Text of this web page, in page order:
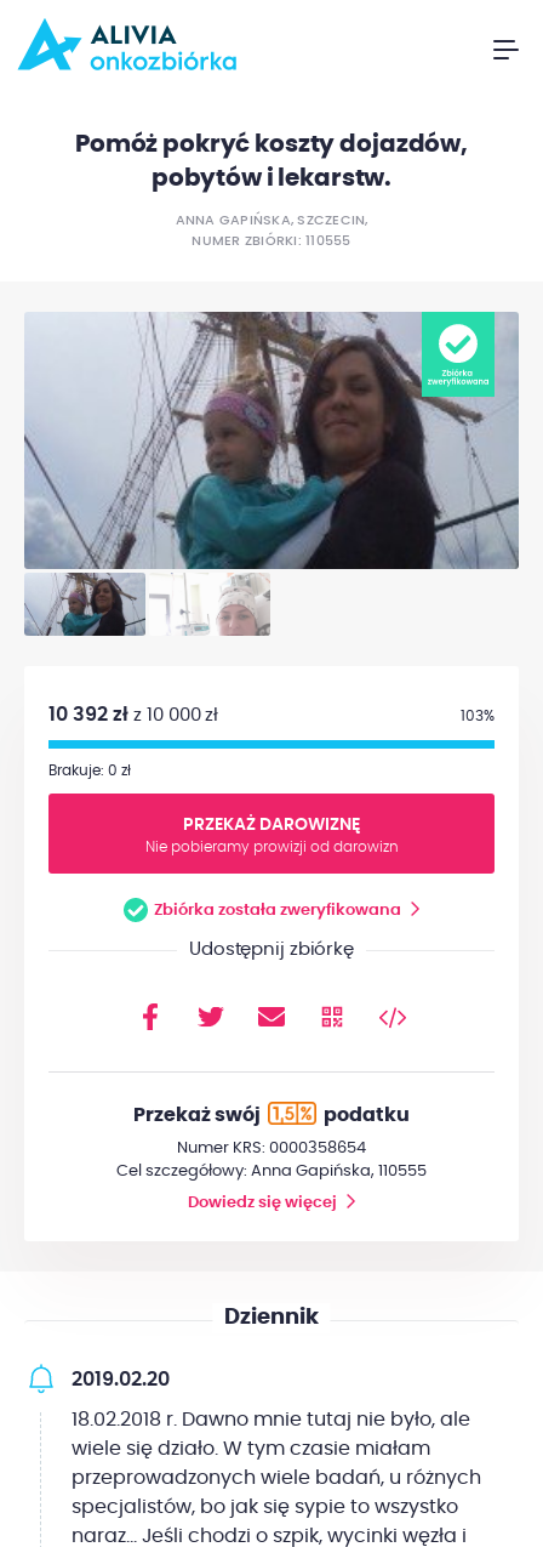
Pomóż pokryć koszty dojazdów,
pobytów i lekarstw.
ANNA GAPIŃSKA, SZCZECIN,
NUMER ZBIÓRKI: 110555
10 392 zł z 10 000 zł 103%
Brakuje: 0 zł
PRZEKAŻ DAROWIZNĘ
Nie pobieramy prowizji od darowizn
Zbiórka została zweryfikowana
Udostępnij zbiórkę
Przekaż swój podatku
Numer KRS: 0000358654
Cel szczegółowy: Anna Gapińska, 110555
Dowiedz się więcej
Dziennik
2019.02.20
18.02.2018 r. Dawno mnie tutaj nie było, ale
wiele się działo. W tym czasie miałam
przeprowadzonych wiele badań, u różnych
specjalistów, bo jak się sypie to wszystko
naraz... Jeśli chodzi o szpik, wycinki węzła i